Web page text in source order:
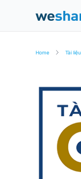
Home Tài liệu